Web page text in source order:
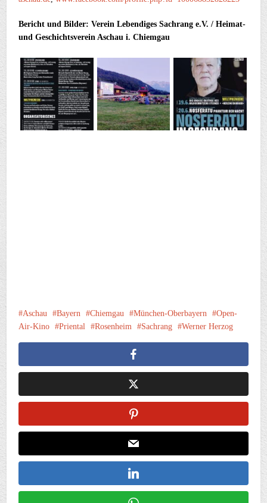
Bericht und Bilder: Verein Lebendiges Sachrang e.V. / Heimat-
und Geschichtsverein Aschau i. Chiemgau
Aschau Bayern Chiemgau München-Oberbayern
Open-
Air-Kino
Priental Rosenheim Sachrang Werner Herzog